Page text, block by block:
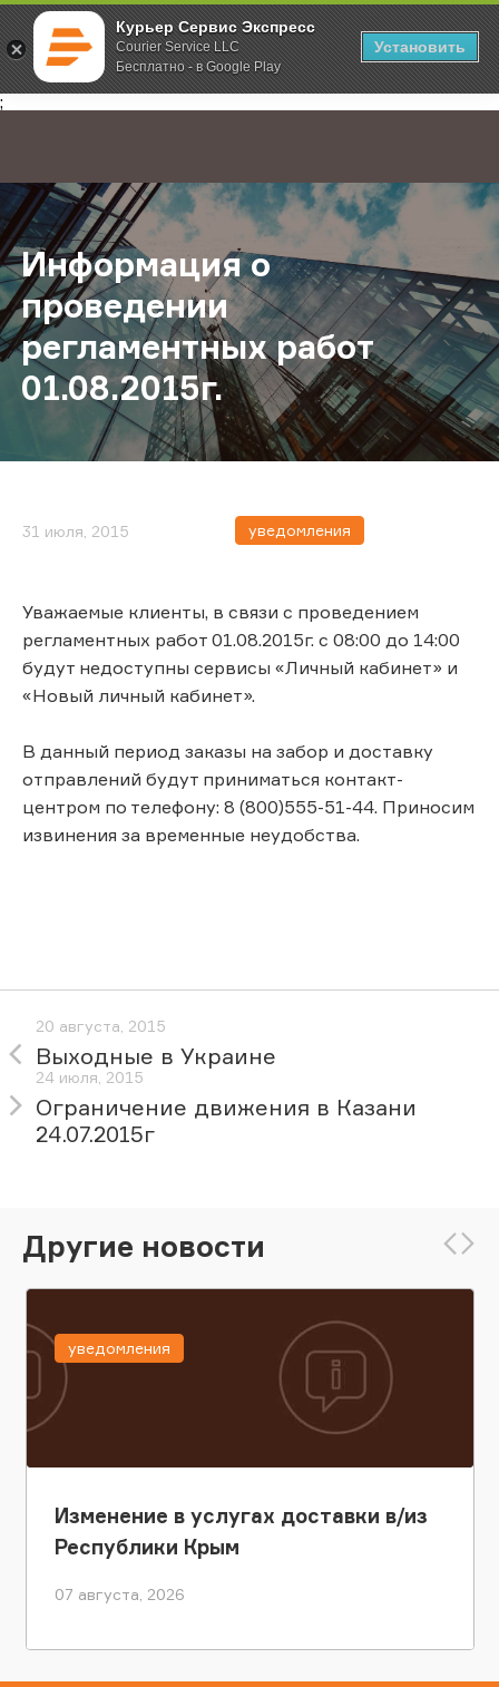
Курьер Сервис Экспресс
Courier Service LLC
Бесплатно - в Google Play
Установить
;
Главная О компании Новости Информация о проведении
Информация о
проведении
регламентных работ
01.08.2015г.
31 июля, 2015 уведомления
Уважаемые клиенты, в связи с проведением
регламентных работ 01.08.2015г. с 08:00 до 14:00
будут недоступны сервисы «Личный кабинет» и
«Новый личный кабинет».
В данный период заказы на забор и доставку
отправлений будут приниматься контакт-
центром по телефону: 8 (800)555-51-44. Приносим
извинения за временные неудобства.
20 августа, 2015
Выходные в Украине
24 июля, 2015
Ограничение движения в Казани
24.07.2015г
Другие новости
Изменение в услугах доставки в/из
Республики Крым
07 августа, 2026
уведомления